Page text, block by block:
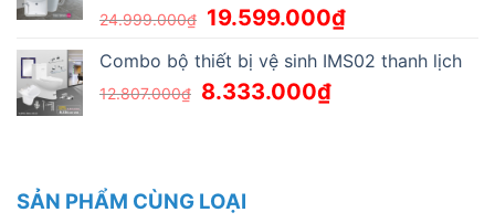
24.999.000₫ 19.599.000₫
Combo bộ thiết bị vệ sinh IMS02 thanh lịch
12.807.000₫ 8.333.000₫
SẢN PHẨM CÙNG LOẠI